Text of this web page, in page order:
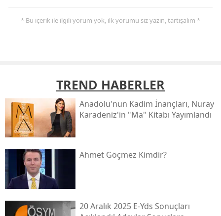
* Bu içerik ile ilgili yorum yok, ilk yorumu siz yazın, tartışalım *
TREND HABERLER
Anadolu'nun Kadim İnançları, Nuray
Karadeniz'in "ma" Kitabı Yayımlandı
Ahmet Göçmez Kimdir?
20 Aralık 2025 E-Yds Sonuçları